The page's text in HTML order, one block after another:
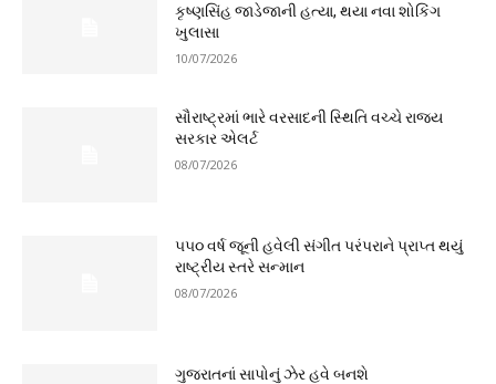
કૃષ્ણસિંહ જાડેજાની હત્યા, થયા નવા શોકિંગ
ખુલાસા
10/07/2026
સૌરાષ્ટ્રમાં ભારે વરસાદની સ્થિતિ વચ્ચે રાજ્ય
સરકાર એલર્ટ
08/07/2026
૫૫૦ વર્ષ જૂની હવેલી સંગીત પરંપરાને પ્રાપ્ત થયું
રાષ્ટ્રીય સ્તરે સન્માન
08/07/2026
ગુજરાતનાં સાપોનું ઝેર હવે બનશે